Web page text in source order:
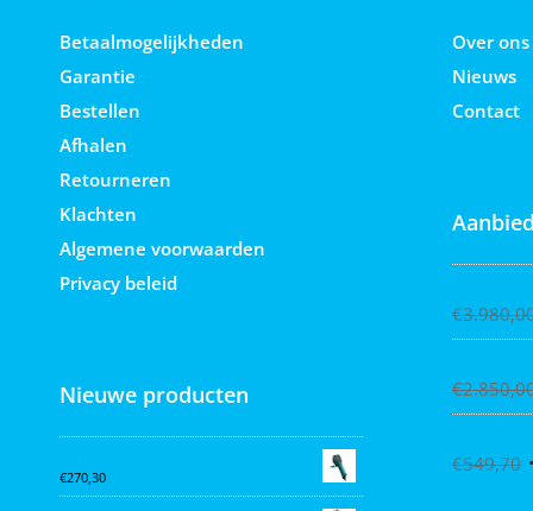
Betaalmogelijkheden
Garantie
Bestellen
Afhalen
Retourneren
Klachten
Algemene voorwaarden
Privacy beleid
Nieuwe producten
€270,30
Over ons
Nieuws
Contact
€
€
€549,70